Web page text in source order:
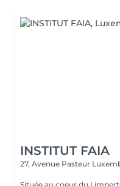
INSTITUT FAIA
27, Avenue Pasteur